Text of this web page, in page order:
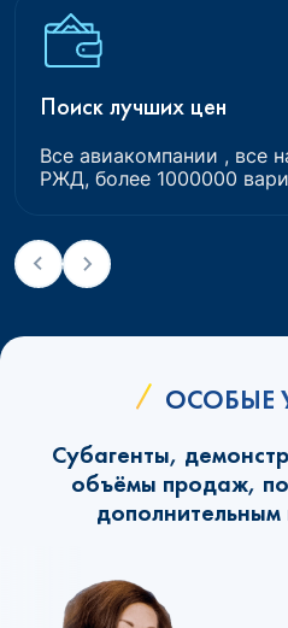
Поиск лучших цен
Все авиакомпании , все
РЖД, более 1000000
ОСОБЫЕ
Субагенты,
объёмы продаж,